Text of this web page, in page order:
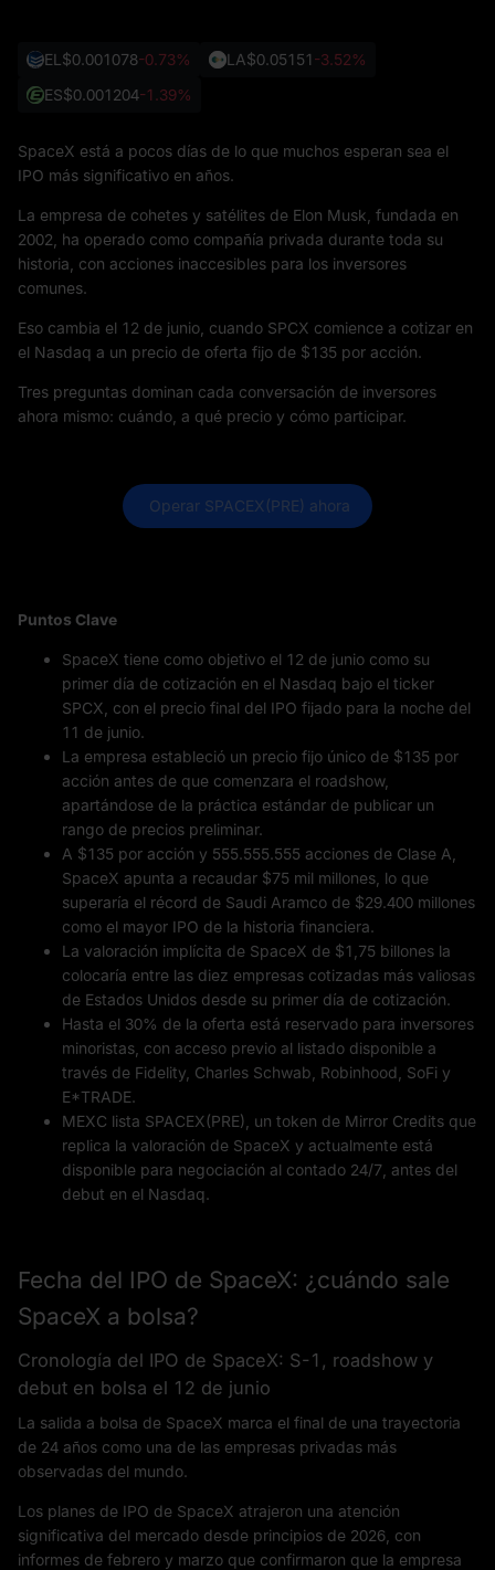
EL $0.001078-0.73% LA$0.05151 -3.52%
ES$0.001204-1.39%
SpaceX está a pocos días de lo que muchos esperan sea el
IPO más significativo en años.
La empresa de cohetes y satélites de Elon Musk, fundada en
2002, ha operado como compañía privada durante toda su
historia, con acciones inaccesibles para los inversores
comunes.
Eso cambia el 12 de junio, cuando SPCX comience a cotizar en
el Nasdaq a un precio de oferta fijo de $135 por acción.
Tres preguntas dominan cada conversación de inversores
ahora mismo: cuándo, a qué precio y cómo participar.
Operar SPACEX(PRE) ahora
Puntos Clave
SpaceX tiene como objetivo el 12 de junio como su
primer día de cotización en el Nasdaq bajo el ticker
SPCX, con el precio final del IPO fijado para la noche del
11 de junio.
La empresa estableció un precio fijo único de $135 por
acción antes de que comenzara el roadshow,
apartándose de la práctica estándar de publicar un
rango de precios preliminar.
A $135 por acción y 555.555.555 acciones de Clase A,
SpaceX apunta a recaudar $75 mil millones, lo que
superaría el récord de Saudi Aramco de $29.400 millones
como el mayor IPO de la historia financiera.
La valoración implícita de SpaceX de $1,75 billones la
colocaría entre las diez empresas cotizadas más valiosas
de Estados Unidos desde su primer día de cotización.
Hasta el 30% de la oferta está reservado para inversores
minoristas, con acceso previo al listado disponible a
través de Fidelity, Charles Schwab, Robinhood, SoFi y
E*TRADE.
MEXC lista SPACEX(PRE), un token de Mirror Credits que
replica la valoración de SpaceX y actualmente está
disponible para negociación al contado 24/7, antes del
debut en el Nasdaq.
Fecha del IPO de SpaceX: ¿cuándo sale
SpaceX a bolsa?
Cronología del IPO de SpaceX: S-1, roadshow y
debut en bolsa el 12 de junio
La salida a bolsa de SpaceX marca el final de una trayectoria
de 24 años como una de las empresas privadas más
observadas del mundo.
Los planes de IPO de SpaceX atrajeron una atención
significativa del mercado desde principios de 2026, con
informes de febrero y marzo que confirmaron que la empresa